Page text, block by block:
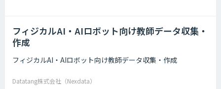
フィジカルAI・AIロボット向け教師データ収集・
作成
フィジカルAI・AIロボット向け教師データ収集・作成
Datatang株式会社（Nexdata）